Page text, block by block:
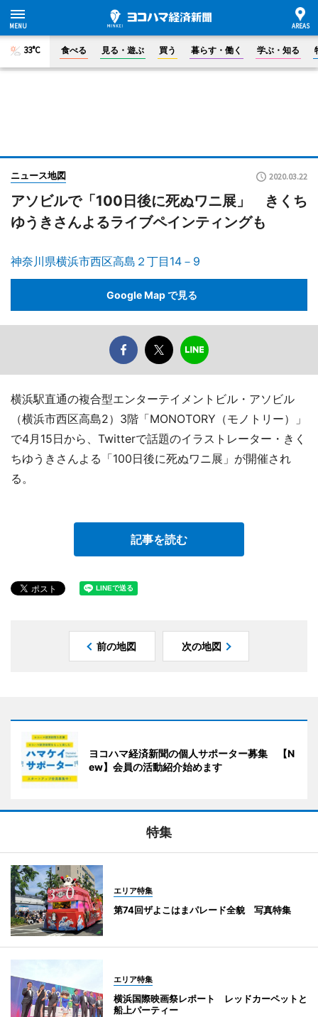
33°C 食べる 見る・遊ぶ 買う 暮らす・働く 学ぶ・知る
ニュース地図 2020.03.22
アソビルで「100日後に死ぬワニ展」 きくち
ゆうきさんよるライブペインティングも
神奈川県横浜市西区高島２丁目14－9
Google Map で見る
横浜駅直通の複合型エンターテイメントビル・アソビル
（横浜市西区高島2）3階「MONOTORY（モノトリー）」
で4月15日から、Twitterで話題のイラストレーター・きく
ちゆうきさんよる「100日後に死ぬワニ展」が開催され
る。
記事を読む
前の地図 次の地図
ヨコハマ経済新聞の個人サポーター募集 【N
ew】会員の活動紹介始めます
特集
エリア特集
第74回ザよこはまパレード全貌 写真特集
エリア特集
横浜国際映画祭レポート レッドカーペットと
船上パーティー